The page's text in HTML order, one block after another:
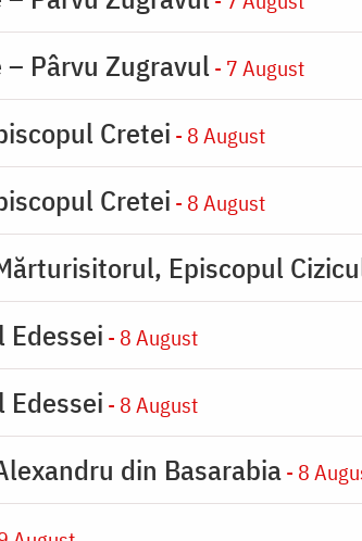
Pârvu Zugravul - 7 August
Cretei - 8 August
Cretei - 8 August
Episcopul
- 8 August
- 8 August
din Basarabia- 8